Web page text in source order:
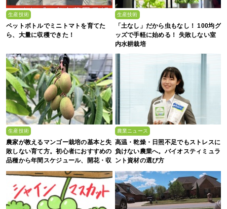
生産技術
ペットボトルでミニトマトを育てた
ら、大量に収穫できた！
生産技術
「土なし」だから虫もなし！ 100均グ
ッズで手軽に始める！ 失敗しない室
内水耕栽培
生産技術
農家が教えるマンゴー栽培の基本と失
敗しない育て方。初心者におすすめの
品種から年間スケジュール、開花・収
穫のコツまで徹底解説
農業ニュース
高温・乾燥・日照不足でもストレスに
負けない農業へ。バイオスティミュラ
ント資材の選び方